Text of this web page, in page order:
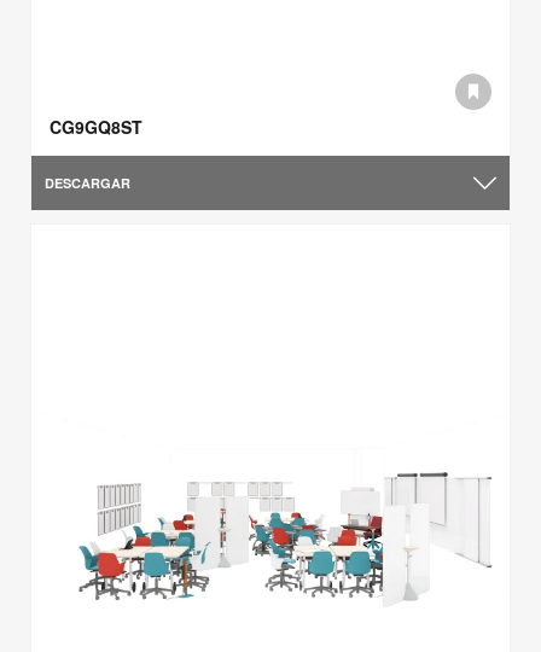
CG9GQ8ST
DESCARGAR